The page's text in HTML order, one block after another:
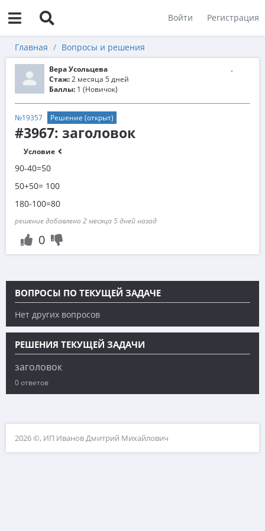
Войти Регистрация
Главная Вопросы и решения
Вера Усольцева
Стаж:2 месяца 5 дней
Баллы: 1 (Новичок)
№19357 Решение (открыт)
#3967: заголовок
Условие
90-40=50
50+50= 100
180-100=80
решение добавлено 2 месяца 5 дней назад
0
ВОПРОСЫ ПО ТЕКУЩЕЙ ЗАДАЧЕ
Нет других вопросов
РЕШЕНИЯ ТЕКУЩЕЙ ЗАДАЧИ
заголовок
0 ответов
2026 ©, ИП Иванов Дмитрий Михайлович